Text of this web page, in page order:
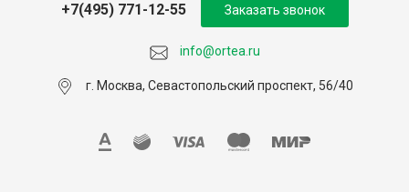
info@ortea.ru
+7(495) 771-12-55
г. Москва, Севастопольский проспект, 56/40
Заказать звонок